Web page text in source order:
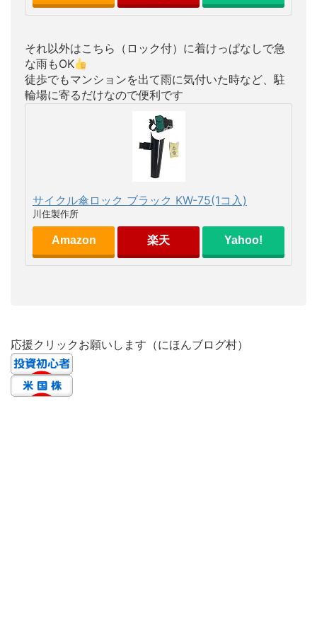
それ以外はこちら（ロック付）に着けっぱなしで急
な雨もOK
徒歩でもマンションを出て雨に気付いた時など、駐
輪場に寄るだけなので便利です
サイクル傘ロック ブラック KW-75(1コ入)
川住製作所
Amazon 楽天 Yahoo!
応援クリックお願いします（にほんブログ村）